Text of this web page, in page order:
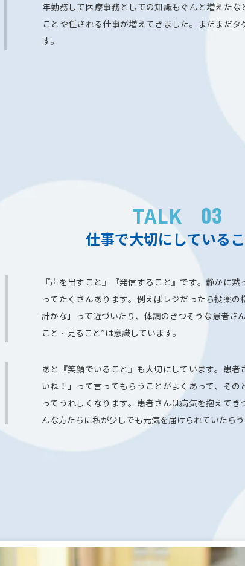
年勤務して医療事務としての知識もぐんと増えた
ことや任される仕事が増えてきました。まだまだ
す。
TALK 03
仕事で大切にしている
『声を出すこと』『発信すること』です。静かに
ってたくさんあります。例えばレジだったら投薬
計かな」って近づいたり、体調のきつそうな患者さ
こと・見ること”は意識しています。
あと『笑顔でいること』も大切にしています。患
いね！」って言ってもらうことがよくあって、その
ってうれしくなります。患者さんは病気を抱えて
んな方たちに私が少しでも元気を届けられていたらう